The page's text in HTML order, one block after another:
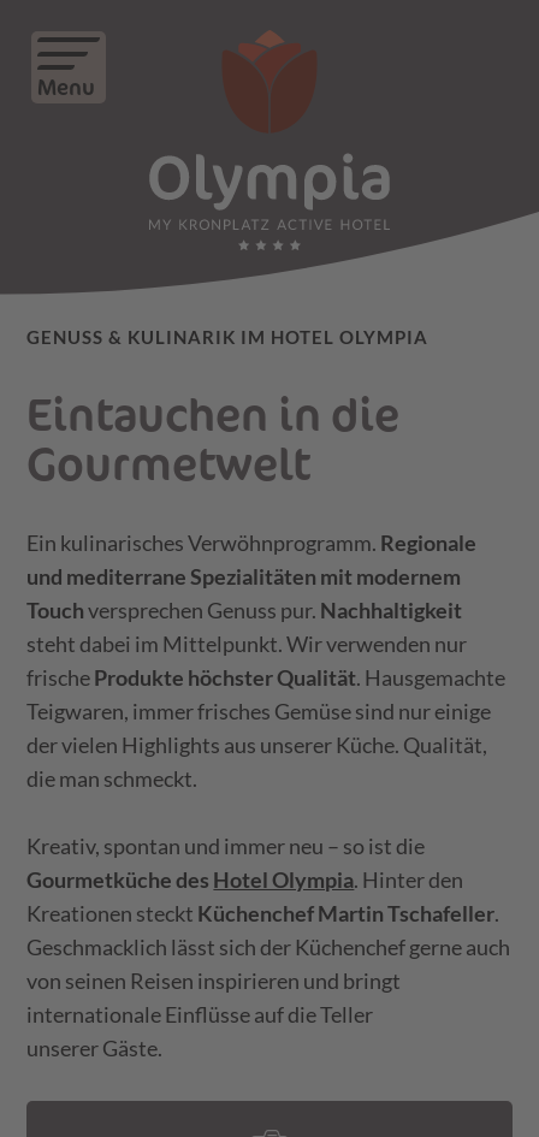
Menu
GENUSS & KULINARIK IM HOTEL OLYMPIA
Eintauchen in die
Gourmet­welt
Ein kulinarisches Verwöhnprogramm. Regionale
und mediterrane Spezialitäten mit modernem
Touchversprechen Genuss pur. Nachhaltigkeit
steht dabei im Mittelpunkt. Wir verwenden nur
frischeProdukte höchster Qualität. Hausgemachte
Teigwaren, immer frisches Gemüse sind nur einige
der vielen Highlights aus unserer Küche. Qualität,
die man schmeckt.
Kreativ, spontan und immer neu – so ist die
Gourmetküche des Hotel Olympia. Hinter den
Kreationen steckt Küchenchef Martin Tschafeller.
Geschmacklich lässt sich der Küchenchef gerne auch
von seinen Reisen inspirieren und bringt
internationale Einflüsse auf die Teller
unserer Gäste.